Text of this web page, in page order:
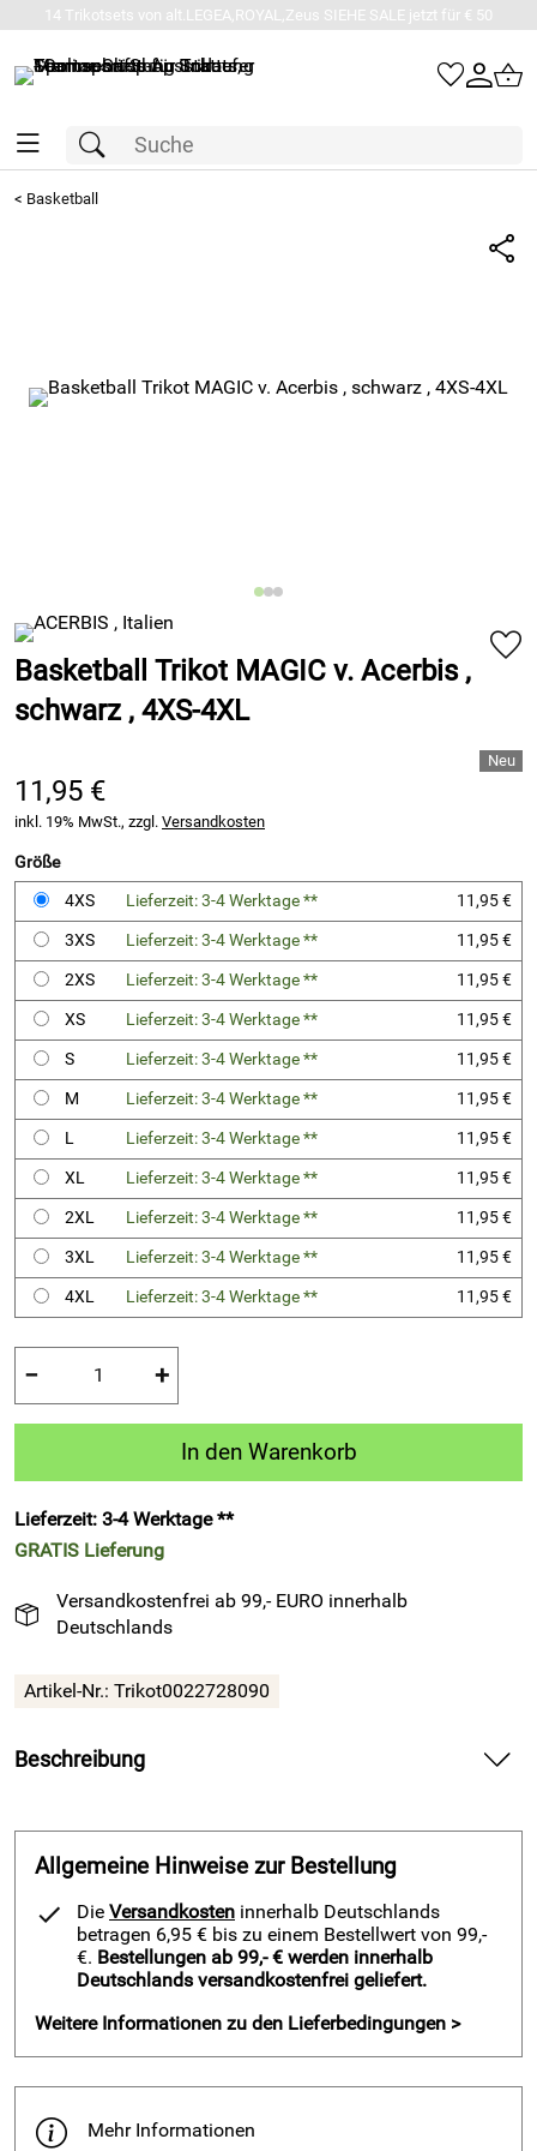
14 Trikotsets von alt.LEGEA,ROYAL,Zeus SIEHE SALE jetzt für € 50
< Basketball
Basketball Trikot MAGIC v. Acerbis ,
schwarz , 4XS-4XL
11,95 €
inkl. 19% MwSt., zzgl. Versandkosten
Größe
4XS
Lieferzeit: 3-4 Werktage **
11,95 €
3XS
Lieferzeit: 3-4 Werktage **
11,95 €
2XS
Lieferzeit: 3-4 Werktage **
11,95 €
XS
Lieferzeit: 3-4 Werktage **
11,95 €
S
Lieferzeit: 3-4 Werktage **
11,95 €
M
Lieferzeit: 3-4 Werktage **
11,95 €
L
Lieferzeit: 3-4 Werktage **
11,95 €
XL
Lieferzeit: 3-4 Werktage **
11,95 €
2XL
Lieferzeit: 3-4 Werktage **
11,95 €
3XL
Lieferzeit: 3-4 Werktage **
11,95 €
4XL
Lieferzeit: 3-4 Werktage ** 11,95 €
− +
In den Warenkorb
Lieferzeit: 3-4 Werktage **
GRATIS Lieferung
Versandkostenfrei ab 99,- EURO innerhalb
Deutschlands
Artikel-Nr.: Trikot0022728090
Beschreibung
angenehmen Tragekomfort für Training und Spiel.
Spüre die weiche, glatte Oberfläche auf deiner Haut und
bewege dich frei bei schnellen Cuts und Drives. Atme ruhiger
durch das atmungsaktive Hi‑Tech Gewebe und halte deine
Temperatur im Griff. Nutze das leichte Trikotgewicht von
130 Gramm und beschleunige deinen ersten Schritt.
Vorteile und Basketball Trikot MAGIC v. Acerbis, schwarz
Spüre ein federleichtes Gefühl auf dem Court durch das
Allgemeine Hinweise zur Bestellung
Die Versandkosten innerhalb Deutschlands
betragen 6,95 € bis zu einem Bestellwert von 99,-
€. Bestellungen ab 99,- € werden innerhalb
Deutschlands versandkostenfrei geliefert.
Weitere Informationen zu den Lieferbedingungen >
Mehr Informationen